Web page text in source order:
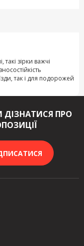
такі зірки важчі
так і для подорожей
ПРО